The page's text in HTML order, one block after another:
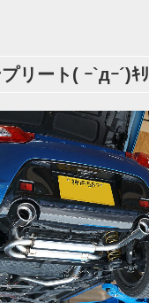
リート( ｰ`дｰ´)ｷ